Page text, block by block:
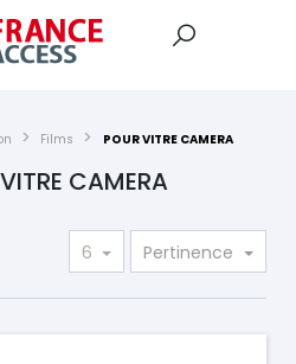
Films POUR VITRE CAMERA
CAMERA
6 Pertinence